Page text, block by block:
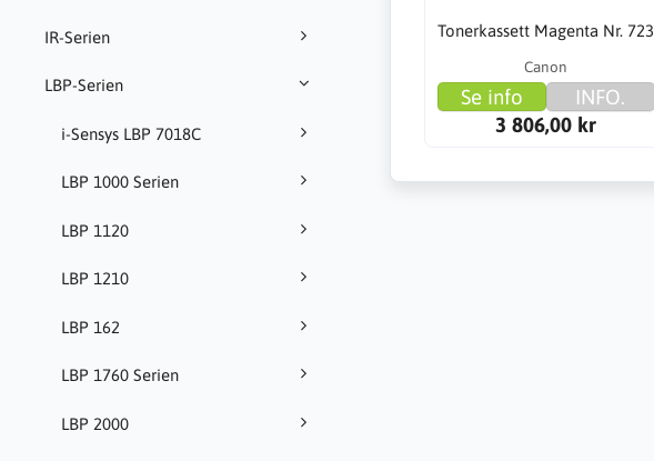
IR-Serien
LBP-Serien
i-Sensys LBP 7018C
LBP 1000 Serien
LBP 1120
LBP 1210
LBP 162
LBP 1760 Serien
LBP 2000
Tonerkassett Magenta Nr. 723
Canon
Se info
INFO.
3 806,00 kr